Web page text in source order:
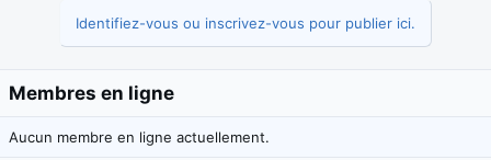
Identifiez-vous ou inscrivez-vous pour publier ici.
Membres en ligne
Aucun membre en ligne actuellement.